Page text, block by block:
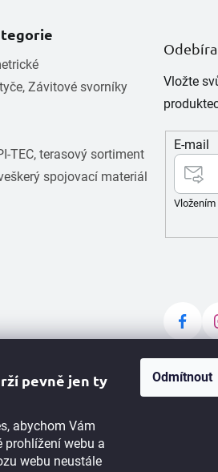
pevně jen ty
abychom Vám
prohlížení webu a
webu neustále
Odmítnout
Závitové svorníky
TEC, terasový sortiment
spojovací materiál
Vložte
E-mail